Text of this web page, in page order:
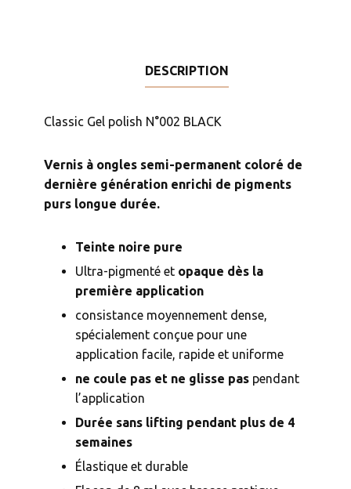
DESCRIPTION
Classic Gel polish N°002 BLACK
Vernis à ongles semi-permanent coloré de
dernière génération enrichi de pigments
purs longue durée.
Teinte noire pure
Ultra-pigmenté et opaque dès la
première application
consistance moyennement dense,
spécialement conçue pour une
application facile, rapide et uniforme
ne coule pas et ne glisse pas pendant
l’application
Durée sans lifting pendant plus de 4
semaines
Élastique et durable